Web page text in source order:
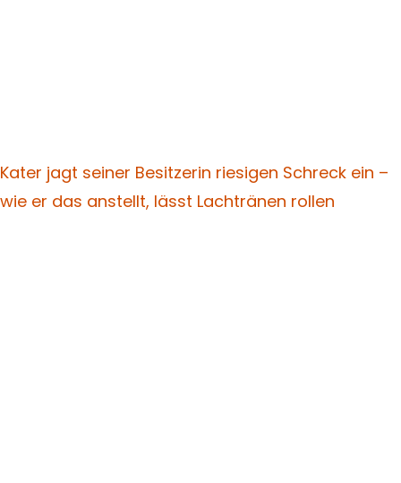
Kater jagt seiner Besitzerin riesigen Schreck ein –
wie er das anstellt, lässt Lachtränen rollen